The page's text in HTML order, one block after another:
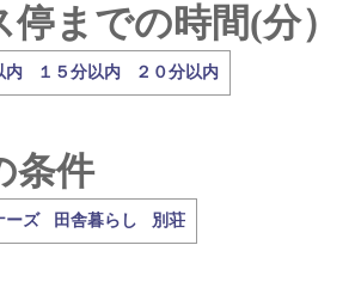
までの時間(分）
内 １５分以内 ２０分以内
条件
ーズ 田舎暮らし 別荘